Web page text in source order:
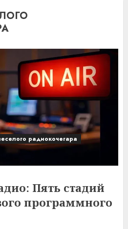
радиокочегара
Пять стадий
программного